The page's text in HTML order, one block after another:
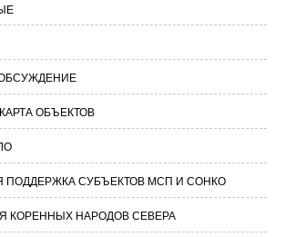
ОБЪЕКТОВ
СУБЪЕКТОВ МСП И СОНКО
КОРЕННЫХ НАРОДОВ СЕВЕРА